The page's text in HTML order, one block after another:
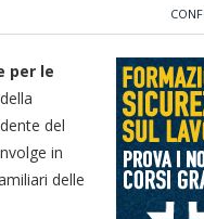
per le
del
in
delle